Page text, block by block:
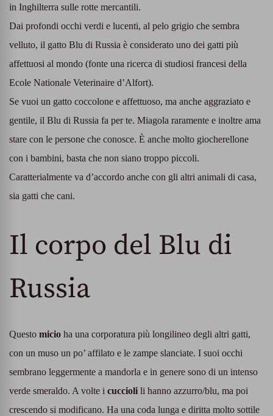
in Inghilterra sulle rotte mercantili.
Dai profondi occhi verdi e lucenti, al pelo grigio che sembra
velluto, il gatto Blu di Russia è considerato uno dei gatti più
affettuosi al mondo (fonte una ricerca di studiosi francesi della
Ecole Nationale Veterinaire d’Alfort).
Se vuoi un gatto coccolone e affettuoso, ma anche aggraziato e
gentile, il Blu di Russia fa per te. Miagola raramente e inoltre ama
stare con le persone che conosce. È anche molto giocherellone
con i bambini, basta che non siano troppo piccoli.
Caratterialmente va d’accordo anche con gli altri animali di casa,
sia gatti che cani.
Il corpo del Blu di
Russia
Questo micio ha una corporatura più longilineo degli altri gatti,
con un muso un po’ affilato e le zampe slanciate. I suoi occhi
sembrano leggermente a mandorla e in genere sono di un intenso
verde smeraldo. A volte i cuccioli li hanno azzurro/blu, ma poi
crescendo si modificano. Ha una coda lunga e diritta molto sottile